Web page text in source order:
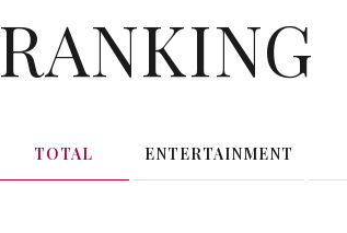
RANKING
TOTAL ENTERTAINMENT